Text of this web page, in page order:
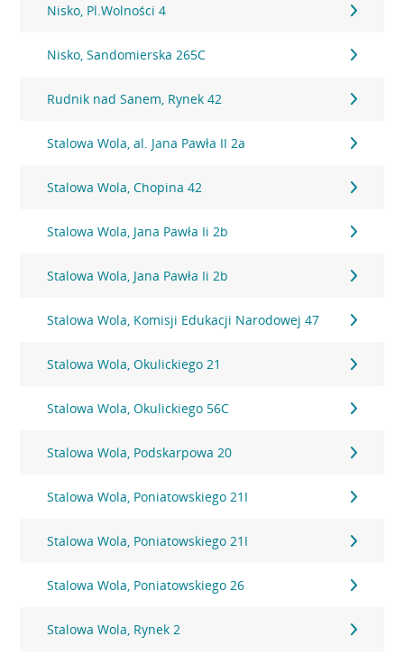
Nisko, Pl.Wolności 4
Nisko, Sandomierska 265C
Rudnik nad Sanem, Rynek 42
Stalowa Wola, al. Jana Pawła II 2a
Stalowa Wola, Chopina 42
Stalowa Wola, Jana Pawła Ii 2b
Stalowa Wola, Jana Pawła Ii 2b
Stalowa Wola, Komisji Edukacji Narodowej 47
Stalowa Wola, Okulickiego 21
Stalowa Wola, Okulickiego 56C
Stalowa Wola, Podskarpowa 20
Stalowa Wola, Poniatowskiego 21I
Stalowa Wola, Poniatowskiego 21I
Stalowa Wola, Poniatowskiego 26
Stalowa Wola, Rynek 2